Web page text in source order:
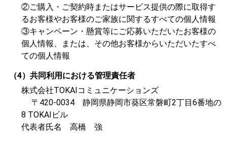
②ご購入・ご契約時またはサービス提供の際に取得す
るお客様やお客様のご家族に関するすべての個人情報
③キャンペーン・懸賞等にご応募いただいたお客様の
個人情報、または、その他お客様からいただいたすべ
ての個人情報
（4）共同利用における管理責任者
株式会社TOKAIコミュニケーションズ
〒420-0034 静岡県静岡市葵区常磐町2丁目6番地の
8 TOKAIビル
代表者氏名 高橋 強